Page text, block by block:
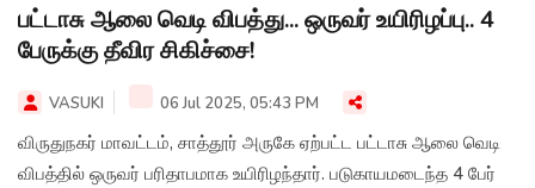
பட்டாசு ஆலை வெடி விபத்து... ஒருவர் உயிரிழப்பு.. 4
பேருக்கு தீவிர சிகிச்சை!
VASUKI 06 Jul 2025, 05:43 PM
விருதுநகர் மாவட்டம், சாத்தூர் அருகே ஏற்பட்ட பட்டாசு ஆலை வெடி
விபத்தில் ஒருவர் பரிதாபமாக உயிரிழந்தார். படுகாயமடைந்த 4 பேர்